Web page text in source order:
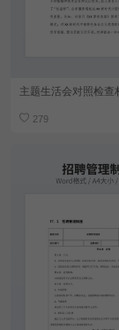
主题生活会对照检查
279